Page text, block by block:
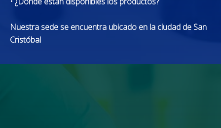
Nuestra sede se encuentra ubicado en la ciudad de San
Cristóbal